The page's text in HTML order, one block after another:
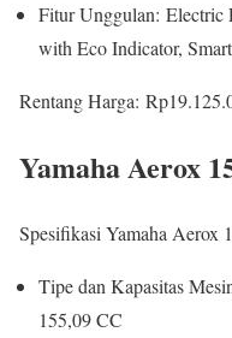
Fitur Unggulan: Electric
with Eco Indicator,
Rentang Harga:
Yamaha Aerox
Spesifikasi Yamaha Aerox
Tipe dan Kapasitas
155,09 CC